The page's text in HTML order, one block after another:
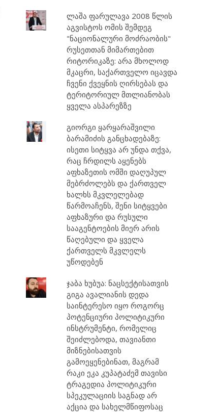
ლაშა ფარულავა 2008 წლის
აგვისტოს ომის შემდეგ
"ნაციონალური მოძრაობის"
რუსეთთან მიმართებით
რიტორიკაზე: არა მხოლოდ
მკაცრი, საქართველო იცავდა
ჩვენი ქვეყნის ღირსებას და
ტერიტორიულ მთლიანობას
ყველა ასპარეზზე
გიორგი ყარყარაშვილი
ბარამიძის განცხადებაზე:
ისეთი სიტყვა არ უნდა თქვა,
რაც ჩრდილს აყენებს
აფხაზეთის ომში დაღუპულ
მებრძოლებს და ქართველ
ხალხს მკვლელებად
წარმოაჩენს, შენი სიტყვები
აფხაზური და რუსული
სააგენტოების მიერ არის
წაღებული და ყველა
ქართველს მკვლელს
უწოდებენ
ჯაბა ხუბუა: ნაცსექტისათვის
გიგა ავალიანის დედა
საინტერესო იყო როგორც
პოტენციური პოლიტიკური
ინსტრუმენტი, რომელიც
შეიძლებოდა, თავიანთი
მიზნებისათვის
გამოეყენებინათ, მაგრამ
რაკი ეკა კუპატაძემ თავისი
ტრაგედია პოლიტიკური
სპეკულაციის საგნად არ
აქცია და სახელმწიფოსაც